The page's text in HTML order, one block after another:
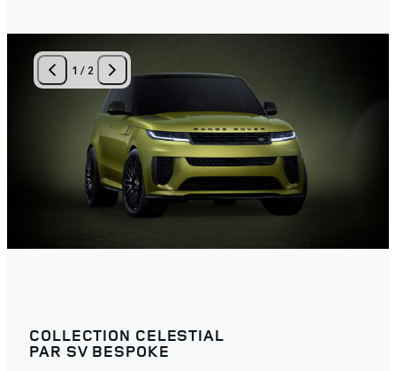
COLLECTION CELESTIAL
PAR SV BESPOKE
1 / 2